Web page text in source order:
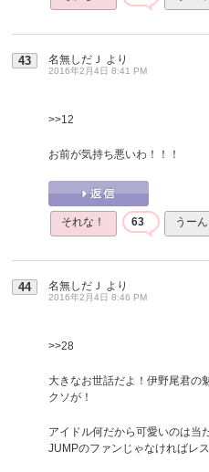
43 名無しだＪ より
2016年2月4日 8:41 PM
>>12
お前が気持ち悪いわ！！！
それな！ 63 うーん
44 名無しだＪ より
2016年2月4日 8:46 PM
>>28
大きなお世話だよ！伊野尾君の
クソが！
アイドル何だから可愛いのは当
JUMPのファンじゃなければレス